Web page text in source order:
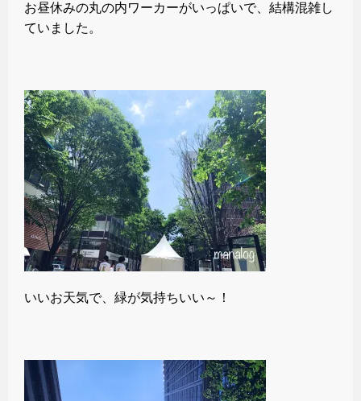
お昼休みの丸の内ワーカーがいっぱいで、結構混雑し
ていました。
いいお天気で、緑が気持ちいい～！